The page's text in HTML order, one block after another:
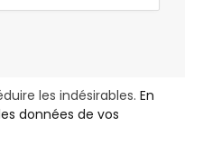
les indésirables. En
données de vos